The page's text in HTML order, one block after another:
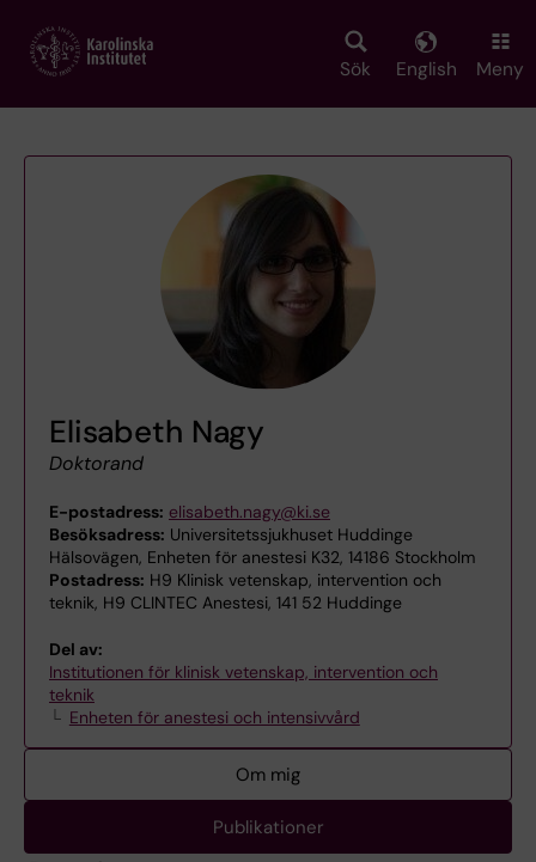
main
Sök English Meny
Elisabeth Nagy
Doktorand
E-postadress: elisabeth.nagy@ki.se
Besöksadress: Universitetssjukhuset Huddinge
Hälsovägen, Enheten för anestesi K32, 14186 Stockholm
Postadress: H9 Klinisk vetenskap, intervention och
teknik, H9 CLINTEC Anestesi, 141 52 Huddinge
Del av:
Institutionen för klinisk vetenskap, intervention och
teknik
Enheten för anestesi och intensivvård
Om mig
Publikationer